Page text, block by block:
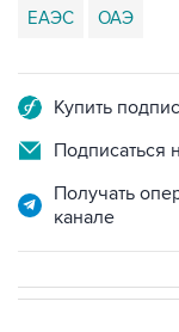
ЕАЭС ОАЭ
Купить
Подписаться
Получать
канале